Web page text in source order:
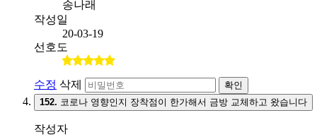
송나래
작성일
20-03-19
선호도
수정 삭제
확인
152. 코로나 영향인지 장착점이 한가해서 금방 교체하고 왔습니다
작성자